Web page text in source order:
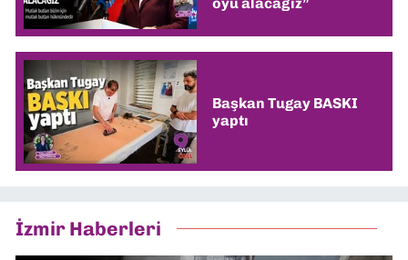
Başkan Tugay BASKI
yaptı
İzmir Haberleri